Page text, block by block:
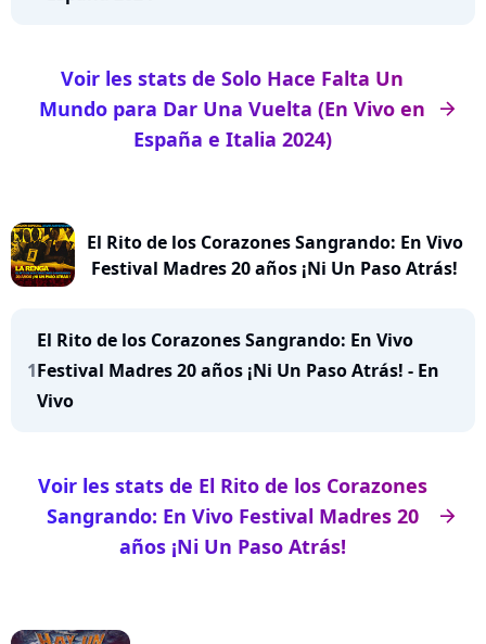
arrow_right
Voir les stats de Solo Hace Falta Un
Mundo para Dar Una Vuelta (En Vivo en
España e Italia 2024)
El Rito de los Corazones Sangrando: En Vivo
Festival Madres 20 años ¡Ni Un Paso Atrás!
1
El Rito de los Corazones Sangrando: En Vivo
Festival Madres 20 años ¡Ni Un Paso Atrás! - En
Vivo
arrow_right
Voir les stats de El Rito de los Corazones
Sangrando: En Vivo Festival Madres 20
años ¡Ni Un Paso Atrás!